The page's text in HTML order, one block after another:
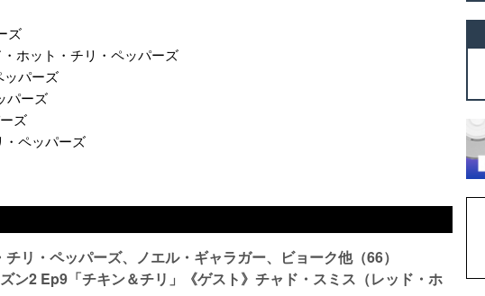
ズ
ホット・チリ・ペッパーズ
ッパーズ
パーズ
ズ
・ペッパーズ
リ・ペッパーズ、ノエル・ギャラガー、ビョーク他（66）
2 Ep9「チキン＆チリ」《ゲスト》チャド・スミス（レッド・ホ